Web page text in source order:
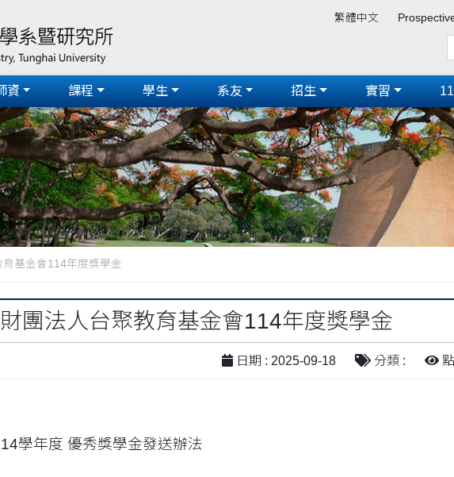
繁體中文
資 課程 學生 系友 招生 實習
育基金會114年度獎學金
財團法人台聚教育基金會114年度獎學金
日期 : 2025-09-18 分類 :
學年度 優秀獎學金發送辦法